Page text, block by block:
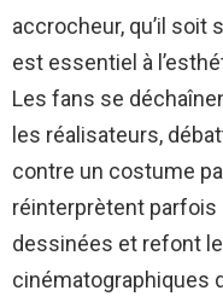
accrocheur, qu’il soit
est essentiel à
Les fans se
les réalisateurs,
contre un costume
réinterprètent
dessinées et refont
cinématographiques